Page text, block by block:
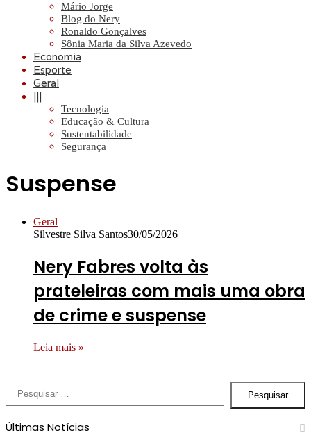
Mário Jorge
Blog do Nery
Ronaldo Gonçalves
Sônia Maria da Silva Azevedo
Economia
Esporte
Geral
|||
Tecnologia
Educação & Cultura
Sustentabilidade
Segurança
Suspense
Geral
Silvestre Silva Santos30/05/2026
Nery Fabres volta às
prateleiras com mais uma obra
de crime e suspense
Leia mais »
Pesquisar
Últimas Notícias